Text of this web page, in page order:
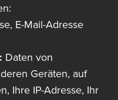
E-Mail-Adresse
Daten von
Geräten, auf
Ihre IP-Adresse, Ihr